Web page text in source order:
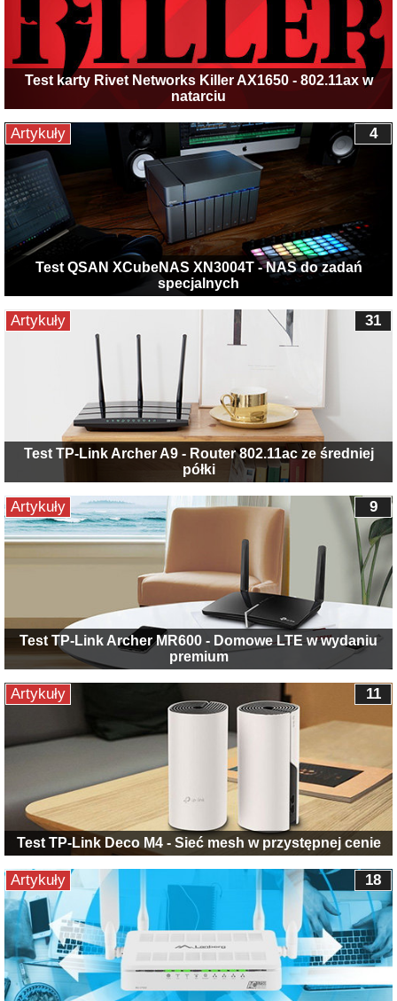
Test karty Rivet Networks Killer AX1650 - 802.11ax w
natarciu
Test QSAN XCubeNAS XN3004T - NAS do zadań
specjalnych
4
Artykuły
Test TP-Link Archer A9 - Router 802.11ac ze średniej
półki
31
Artykuły
Test TP-Link Archer MR600 - Domowe LTE w wydaniu
premium
9
Artykuły
Test TP-Link Deco M4 - Sieć mesh w przystępnej cenie
11
Artykuły
18
Artykuły